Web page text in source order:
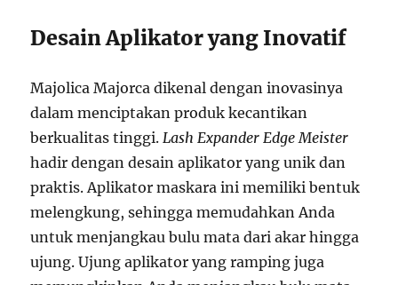
Desain Aplikator yang Inovatif
Majolica Majorca dikenal dengan inovasinya
dalam menciptakan produk kecantikan
berkualitas tinggi.Lash Expander Edge Meister
hadir dengan desain aplikator yang unik dan
praktis. Aplikator maskara ini memiliki bentuk
melengkung, sehingga memudahkan Anda
untuk menjangkau bulu mata dari akar hingga
ujung. Ujung aplikator yang ramping juga